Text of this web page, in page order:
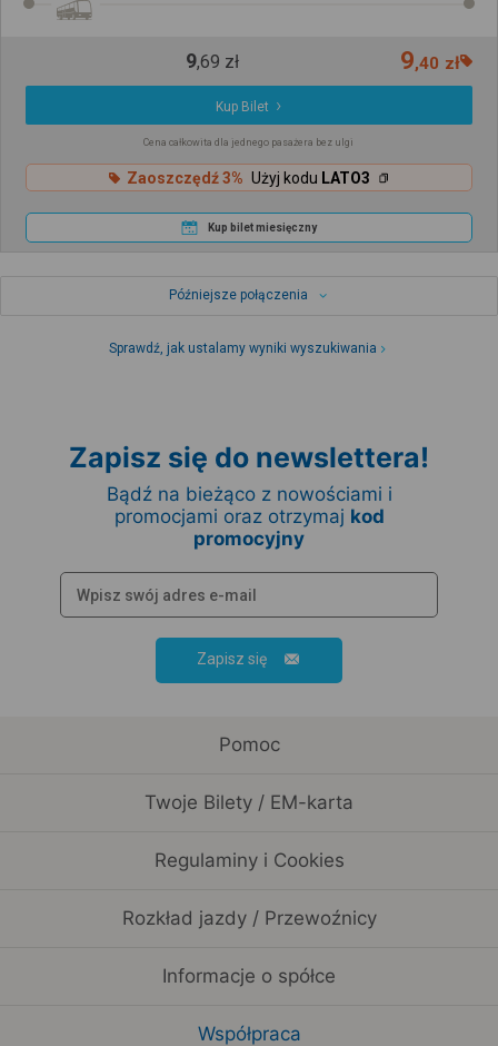
9,69 zł 9,40 zł
Kup Bilet
Cena całkowita dla jednego pasażera bez ulgi
Zaoszczędź 3% Użyj kodu LATO3
Kup bilet miesięczny
Późniejsze połączenia
Sprawdź, jak ustalamy wyniki wyszukiwania
Zapisz się do newslettera!
Bądź na bieżąco z nowościami i
promocjami oraz otrzymaj kod
promocyjny
Zapisz się
Pomoc
Twoje Bilety / EM-karta
Regulaminy i Cookies
Rozkład jazdy / Przewoźnicy
Informacje o spółce
Współpraca